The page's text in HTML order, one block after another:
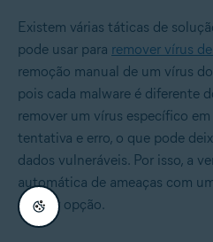
Existem várias táticas de
pode usar para remover vírus
remoção manual de um vírus
pois cada malware é diferente
remover um vírus específico
tentativa e erro, o que pode
dados vulneráveis. Por isso, a
automática de ameaças com
melhor opção.